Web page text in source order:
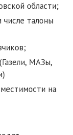
области;
талоны
МАЗы,
на